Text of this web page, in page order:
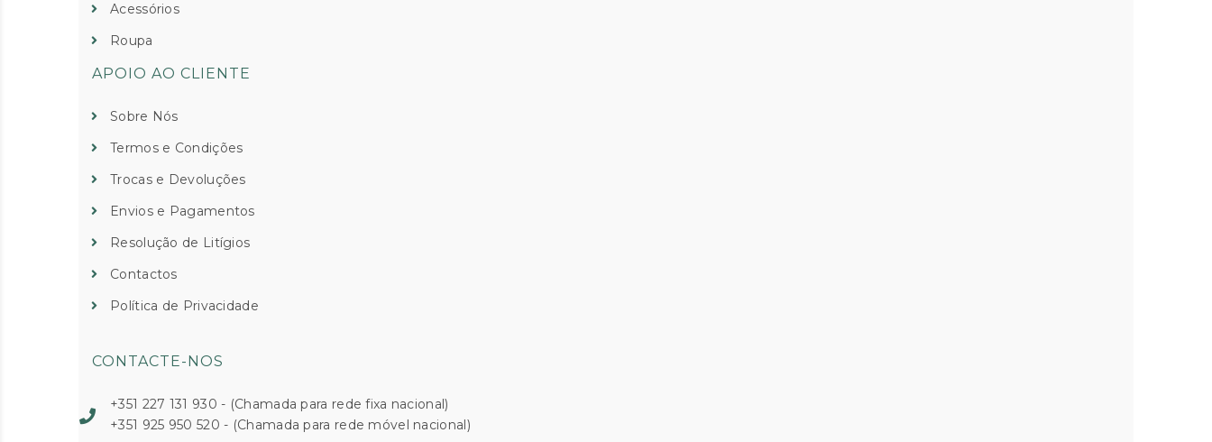
Acessórios
Roupa
APOIO AO CLIENTE
Sobre Nós
Termos e Condições
Trocas e Devoluções
Envios e Pagamentos
Resolução de Litígios
Contactos
Política de Privacidade
CONTACTE-NOS
+351 227 131 930 - (Chamada para rede fixa nacional)
+351 925 950 520 - (Chamada para rede móvel nacional)